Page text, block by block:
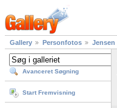
Gallery Personfotos Jensen
Avanceret Søgning
Start Fremvisning